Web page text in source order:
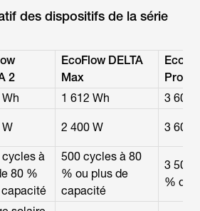
des dispositifs de la série
2
EcoFlow DELTA
Max
Pro
1 612 Wh
3 600
W 2 400 W 3 600
cycles à
80 %
500 cycles à 80
% ou plus de
capacité
3 500
% de